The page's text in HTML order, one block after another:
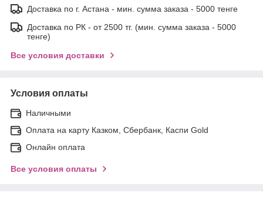
Доставка по г. Астана - мин. сумма заказа - 5000 тенге
Доставка по РК - от 2500 тг. (мин. сумма заказа - 5000
тенге)
Все условия доставки
Условия оплаты
Наличными
Оплата на карту Казком, Сбербанк, Каспи Gold
Онлайн оплата
Все условия оплаты